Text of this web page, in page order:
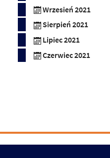
Wrzesień 2021
Sierpień 2021
Lipiec 2021
Czerwiec 2021